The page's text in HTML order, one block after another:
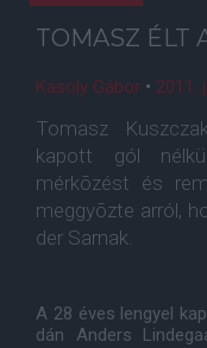
TOMASZ ÉLT
Kasoly Gábor • 2011.
Tomasz
kapott gól
mérkõzést és
meggyõzte arról,
der Sarnak.
A 28 éves lengyel
dán Anders